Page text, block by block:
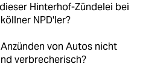
Hinterhof-Zündelei bei
NPD'ler?
von Autos nicht
verbrecherisch?